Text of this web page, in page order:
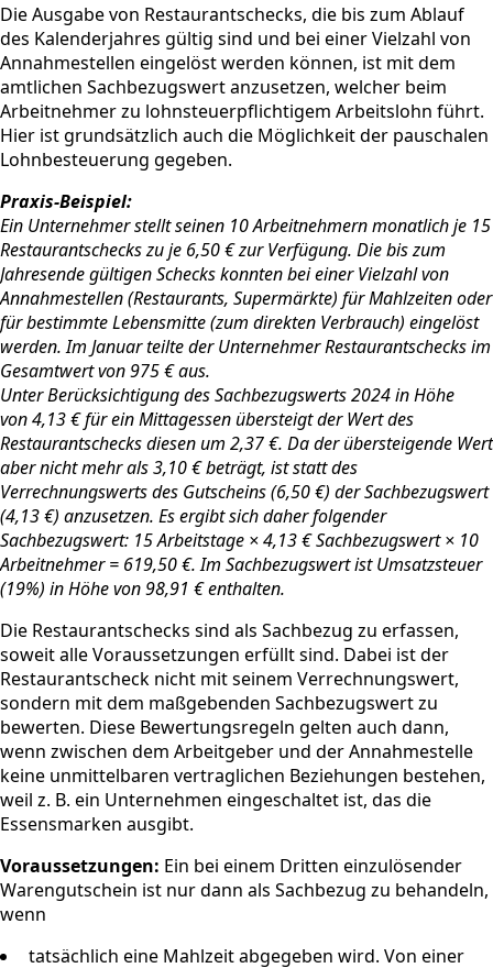
Die Ausgabe von Restaurantschecks, die bis zum Ablauf
des Kalenderjahres gültig sind und bei einer Vielzahl von
Annahmestellen eingelöst werden können, ist mit dem
amtlichen Sachbezugswert anzusetzen, welcher beim
Arbeitnehmer zu lohnsteuerpflichtigem Arbeitslohn führt.
Hier ist grundsätzlich auch die Möglichkeit der pauschalen
Lohnbesteuerung gegeben.
Praxis-Beispiel:
Ein Unternehmer stellt seinen 10 Arbeitnehmern monatlich je 15
Restaurantschecks zu je 6,50 € zur Verfügung. Die bis zum
Jahresende gültigen Schecks konnten bei einer Vielzahl von
Annahmestellen (Restaurants, Supermärkte) für Mahlzeiten oder
für bestimmte Lebensmitte (zum direkten Verbrauch) eingelöst
werden. Im Januar teilte der Unternehmer Restaurantschecks im
Gesamtwert von 975 € aus.
Unter Berücksichtigung des Sachbezugswerts 2024 in Höhe
von 4,13 € für ein Mittagessen übersteigt der Wert des
Restaurantschecks diesen um 2,37 €. Da der übersteigende Wert
aber nicht mehr als 3,10 € beträgt, ist statt des
Verrechnungswerts des Gutscheins (6,50 €) der Sachbezugswert
(4,13 €) anzusetzen. Es ergibt sich daher folgender
Sachbezugswert: 15 Arbeitstage × 4,13 € Sachbezugswert × 10
Arbeitnehmer = 619,50 €. Im Sachbezugswert ist Umsatzsteuer
(19%) in Höhe von 98,91 € enthalten.
Die Restaurantschecks sind als Sachbezug zu erfassen,
soweit alle Voraussetzungen erfüllt sind. Dabei ist der
Restaurantscheck nicht mit seinem Verrechnungswert,
sondern mit dem maßgebenden Sachbezugswert zu
bewerten. Diese Bewertungsregeln gelten auch dann,
wenn zwischen dem Arbeitgeber und der Annahmestelle
keine unmittelbaren vertraglichen Beziehungen bestehen,
weil z. B. ein Unternehmen eingeschaltet ist, das die
Essensmarken ausgibt.
Voraussetzungen: Ein bei einem Dritten einzulösender
Warengutschein ist nur dann als Sachbezug zu behandeln,
wenn
tatsächlich eine Mahlzeit abgegeben wird. Von einer